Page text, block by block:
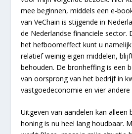
mee beginnen, middels een e-
van VeChain is stijgende in
de Nederlandse financiele sector.
het hefboomeffect kunt u
relatief weinig eigen middelen,
behouden. De bronheffing is een
van oorsprong van het bedrijf in
vastgoedeconomie en vier andere
Uitgeven van aandelen kan alleen
honing is nu heel lang houdbaar.